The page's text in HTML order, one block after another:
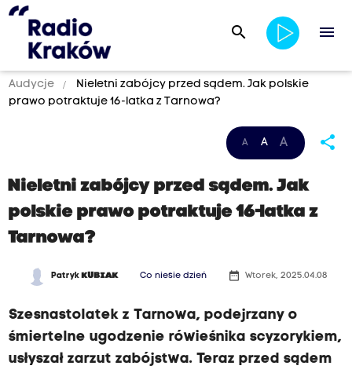
search menu
Audycje
Nieletni zabójcy przed sądem. Jak polskie
prawo potraktuje 16-latka z Tarnowa?
A A A share
Nieletni zabójcy przed sądem. Jak
polskie prawo potraktuje 16-latka z
Tarnowa?
Patryk KUBIAK Co niesie dzień date_range Wtorek, 2025.04.08
Szesnastolatek z Tarnowa, podejrzany o
śmiertelne ugodzenie rówieśnika scyzorykiem,
usłyszał zarzut zabójstwa. Teraz przed sądem